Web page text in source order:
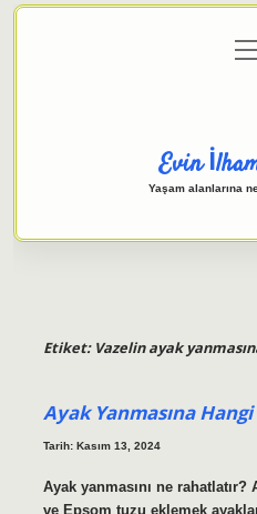
Gizlilik
aç
Evin
Yaşam alanlarına
Etiket: Vazelin ayak
Ayak Yanmasına
Tarih: Kasım 13, 2024
Ayak yanmasını ne rahatlatır?
ve Epsom tuzu eklemek